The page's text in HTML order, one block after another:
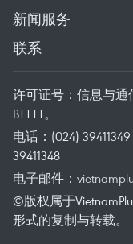
新闻服务
联系
许可证号：信息与通
BTTTT。
电话：(024)
39411348
电子邮件：
©版权属于
形式的复制与转载。